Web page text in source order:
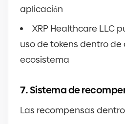
aplicación
XRP Healthcare LLC
uso de tokens dentro
ecosistema
7.Sistema de
Las recompensas